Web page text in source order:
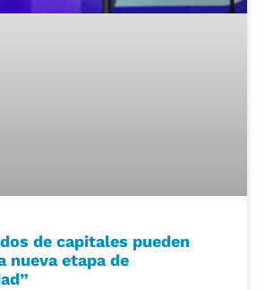
de capitales pueden
nueva etapa de